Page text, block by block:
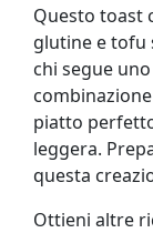
Questo toast
glutine e tofu
chi segue
piatto
leggera.
questa
Ottieni altre